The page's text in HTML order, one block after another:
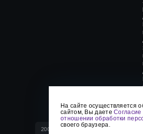
2003-2026 © ООО «УК «ДОХОДЪ»
На сайте осуществляется
сайтом, Вы даетеСогласие
отношении обработки
своего браузера.